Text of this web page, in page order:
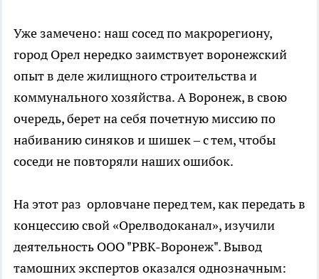
Уже замечено: наш сосед по макрорегиону,
город Орел нередко заимствует воронежский
опыт в деле жилищного строительства и
коммунального хозяйства. А Воронеж, в свою
очередь, берет на себя почетную миссию по
набиванию синяков и шишек – с тем, чтобы
соседи не повторяли наших ошибок.
На этот раз орловчане перед тем, как передать в
концессию свой «Орелводоканал», изучили
деятельность ООО "РВК-Воронеж". Вывод
тамошних экспертов оказался однозначным: